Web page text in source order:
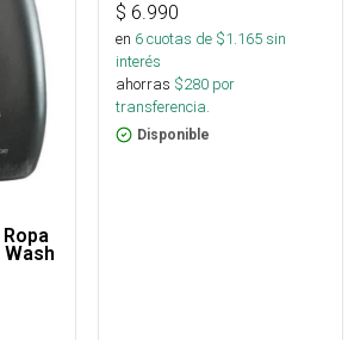
$ 6.990
en 6cuotas de $1.165sin
interés
ahorras $280 por
transferencia.
Disponible